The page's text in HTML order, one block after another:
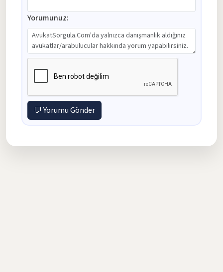
Yorumunuz:
💬 Yorumu Gönder